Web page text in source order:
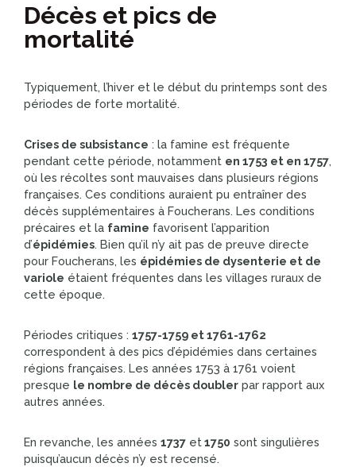
Décès et pics de
mortalité
Typiquement, l’hiver et le début du printemps sont des
périodes de forte mortalité.
Crises de subsistance : la famine est fréquente
pendant cette période, notamment en 1753 et en 1757,
où les récoltes sont mauvaises dans plusieurs régions
françaises. Ces conditions auraient pu entraîner des
décès supplémentaires à Foucherans. Les conditions
précaires et la famine favorisent l’apparition
d’épidémies. Bien qu’il n’y ait pas de preuve directe
pour Foucherans, les épidémies de dysenterie et de
variole étaient fréquentes dans les villages ruraux de
cette époque.
Périodes critiques : 1757-1759 et 1761-1762
correspondent à des pics d’épidémies dans certaines
régions françaises. Les années 1753 à 1761 voient
presque le nombre de décès doubler par rapport aux
autres années.
En revanche, les années 1737 et1750 sont singulières
puisqu’aucun décès n’y est recensé.